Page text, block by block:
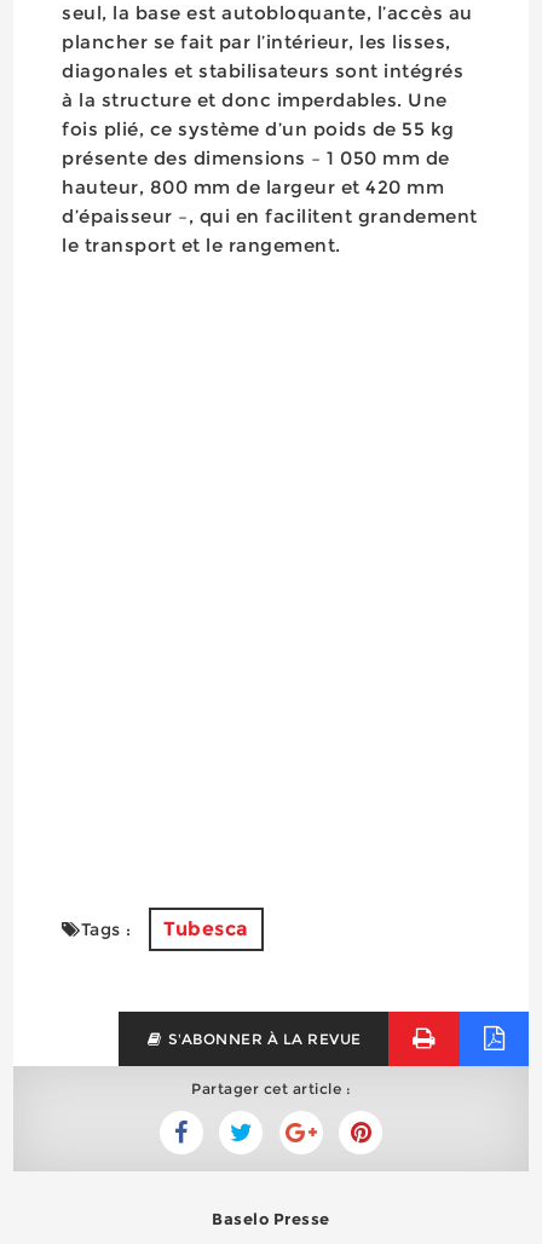
seul, la base est autobloquante, l’accès au
plancher se fait par l’intérieur, les lisses,
diagonales et stabilisateurs sont intégrés
à la structure et donc imperdables. Une
fois plié, ce système d’un poids de 55 kg
présente des dimensions – 1 050 mm de
hauteur, 800 mm de largeur et 420 mm
d’épaisseur –, qui en facilitent grandement
le transport et le rangement.
Tags : Tubesca
S'ABONNER À LA REVUE
Partager cet article :
Baselo Presse